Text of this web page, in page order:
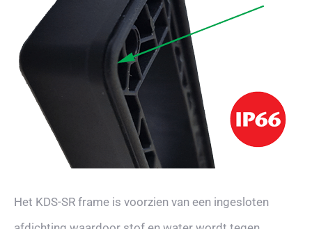
Het KDS-SR frame is voorzien van een ingesloten